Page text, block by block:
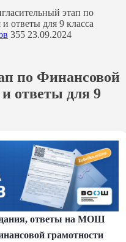
этап по
ответы для 9 класса
355 23.09.2024
по Финансовой
ответы для 9
ответы на МОШ
грамотности